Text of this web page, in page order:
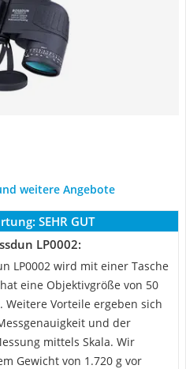
weitere Angebote
SEHR GUT
LP0002:
LP0002 wird mit einer Tasche
eine Objektivgröße von 50
Vorteile ergeben sich
und der
mittels Skala. Wir
Gewicht von 1.720 g vor